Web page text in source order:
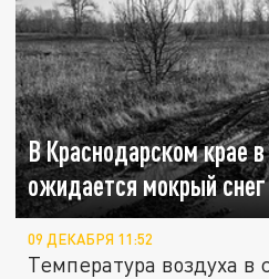
В Краснодарском крае
ожидается мокрый
09 ДЕКАБРЯ 11:52
Температура воздуха в